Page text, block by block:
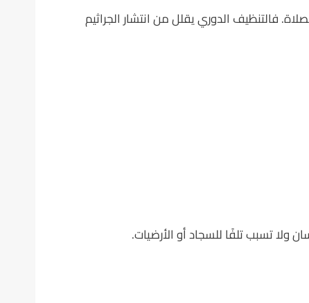
فالتنظيف الدوري يقلل من انتشار الجراثيم
تسبب تلفًا للسجاد أو الأرضيات.